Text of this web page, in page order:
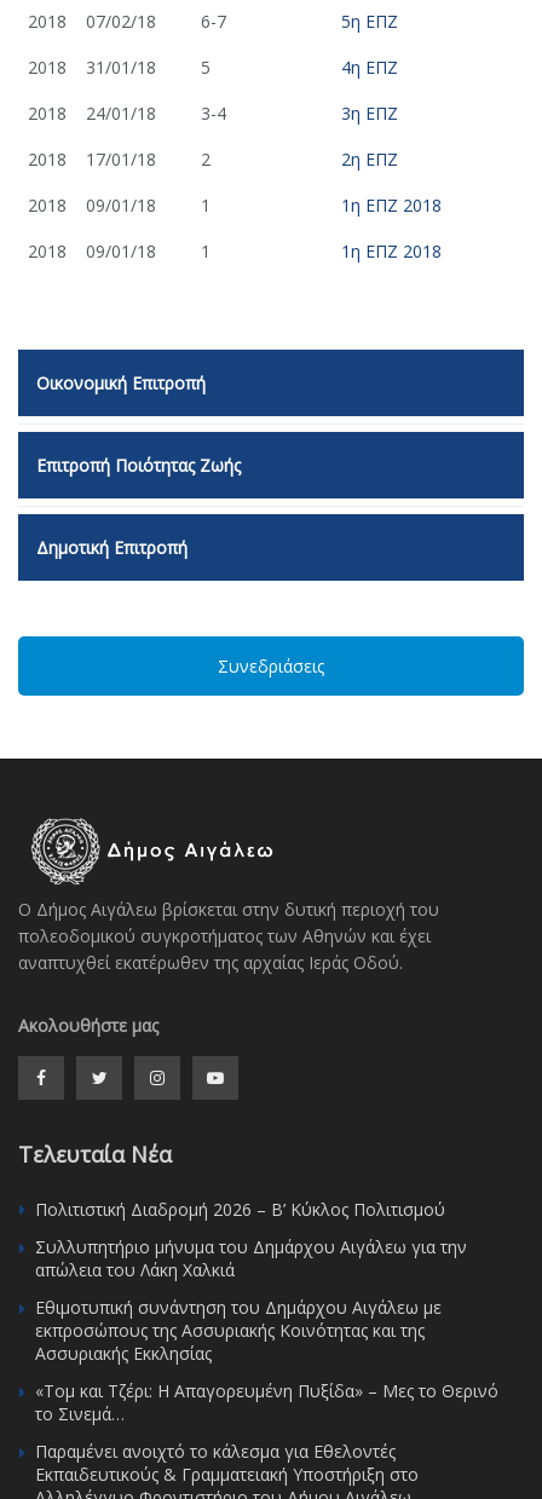
2018
07/02/18 6-7
5η ΕΠΖ
2018
31/01/18 5
4η ΕΠΖ
2018
24/01/18 3-4
3η ΕΠΖ
2018
17/01/18 2
2η ΕΠΖ
2018
09/01/18 1
1η ΕΠΖ 2018
2018
09/01/18 1 1η ΕΠΖ 2018
Οικονομική Επιτροπή
Επιτροπή Ποιότητας Ζωής
Δημοτική Επιτροπή
Συνεδριάσεις
Ο Δήμος Αιγάλεω βρίσκεται στην δυτική περιοχή του
πολεοδομικού συγκροτήματος των Αθηνών και έχει
αναπτυχθεί εκατέρωθεν της αρχαίας Ιεράς Οδού.
Ακολουθήστε μας
Τελευταία Νέα
Πολιτιστική Διαδρομή 2026 – Β’ Κύκλος Πολιτισμού
Συλλυπητήριο μήνυμα του Δημάρχου Αιγάλεω για την
απώλεια του Λάκη Χαλκιά
Εθιμοτυπική συνάντηση του Δημάρχου Αιγάλεω με
εκπροσώπους της Ασσυριακής Κοινότητας και της
Ασσυριακής Εκκλησίας
«Τομ και Τζέρι: Η Απαγορευμένη Πυξίδα» – Μες το Θερινό
το Σινεμά…
Παραμένει ανοιχτό το κάλεσμα για Εθελοντές
Εκπαιδευτικούς & Γραμματειακή Υποστήριξη στο